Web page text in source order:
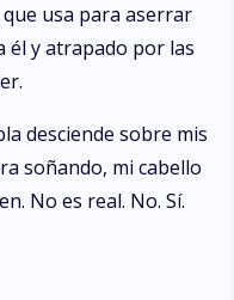
usa para aserrar
él y atrapado por las
desciende sobre mis
soñando, mi cabello
No es real. No. Sí.